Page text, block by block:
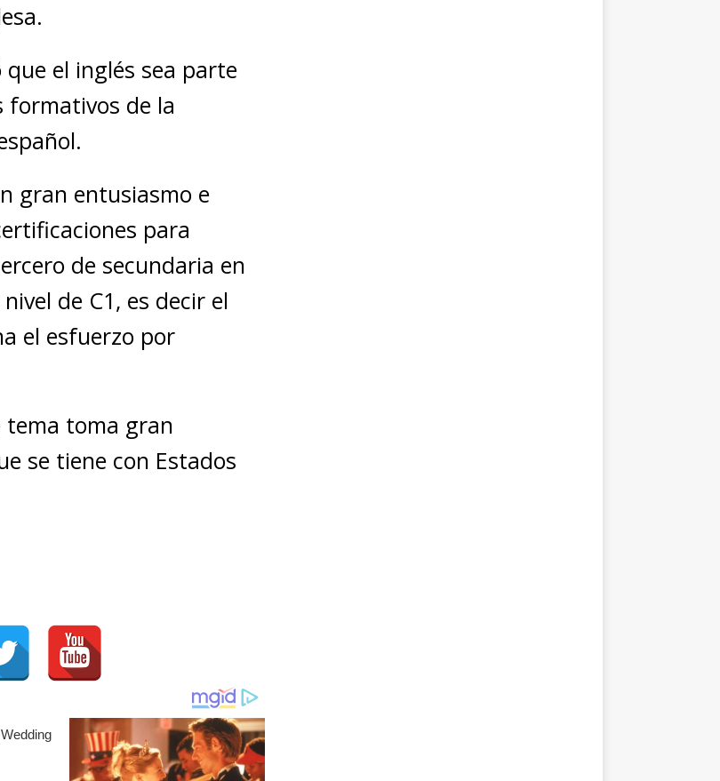
que el inglés sea parte
formativos de la
gran entusiasmo e
para
de secundaria en
de C1, es decir el
el esfuerzo por
tema toma gran
se tiene con Estados